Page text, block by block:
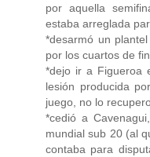
por aquella
estaba arreglada
*desarmó un
por los cuartos de
*dejo ir a Figueroa
lesión producida
juego, no lo
*cedió a
mundial sub 20 (al
contaba para